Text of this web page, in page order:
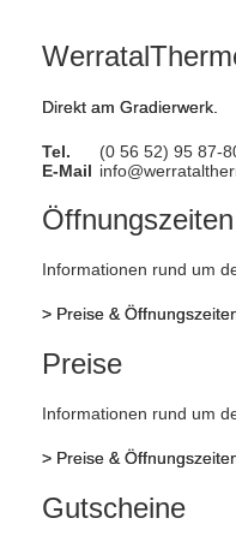
Direkt am Gradierwerk.
Tel.
(0 56 52) 95 87-
E-Mail
Öffnungszeiten
Informationen rund um
> Preise &
Preise
Informationen rund um
> Preise &
Gutscheine